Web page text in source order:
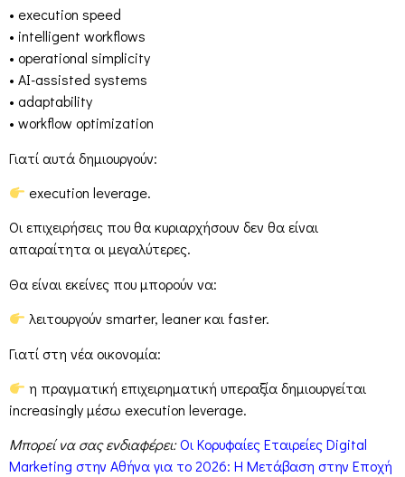
• execution speed
• intelligent workflows
• operational simplicity
• AI-assisted systems
• adaptability
• workflow optimization
Γιατί αυτά δημιουργούν:
execution leverage.
Οι επιχειρήσεις που θα κυριαρχήσουν δεν θα είναι
απαραίτητα οι μεγαλύτερες.
Θα είναι εκείνες που μπορούν να:
λειτουργούν smarter, leaner και faster.
Γιατί στη νέα οικονομία:
η πραγματική επιχειρηματική υπεραξία δημιουργείται
increasingly μέσω execution leverage.
Μπορεί να σας ενδιαφέρει:Οι Κορυφαίες Εταιρείες Digital
Marketing στην Αθήνα για το 2026: Η Μετάβαση στην Εποχή